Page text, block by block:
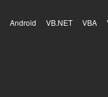
Android VB.NET VBA